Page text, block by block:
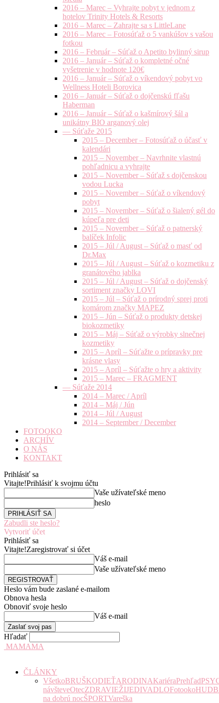
2016 – Marec – Vyhrajte pobyt v jednom z
hotelov Trinity Hotels & Resorts
2016 – Marec – Zahrajte sa s LittleLane
2016 – Marec – Fotosúťaž o 5 vankúšov s vašou
fotkou
2016 – Február – Súťaž o Apetito bylinný sirup
2016 – Január – Súťaž o kompletné očné
vyšetrenie v hodnote 120€
2016 – Január – Súťaž o víkendový pobyt vo
Wellness Hoteli Borovica
2016 – Január – Súťaž o dojčenskú fľašu
Haberman
2016 – Január – Súťaž o kašmírový šál a
unikátny BIO arganový olej
— Súťaže 2015
2015 – December – Fotosúťaž o účasť v
kalendári
2015 – November – Navrhnite vlastnú
pohľadnicu a vyhrajte
2015 – November – Súťaž s dojčenskou
vodou Lucka
2015 – November – Súťaž o víkendový
pobyt
2015 – November – Súťaž o šialený gél do
kúpeľa pre deti
2015 – November – Súťaž o patnerský
balíček Infolic
2015 – Júl / August – Súťaž o masť od
Dr.Max
2015 – Júl / August – Súťaž o kozmetiku z
granátového jablka
2015 – Júl / August – Súťaž o dojčenský
sortiment značky LOVI
2015 – Júl – Súťaž o prírodný sprej proti
komárom značky MAPEZ
2015 – Jún – Súťaž o produkty detskej
biokozmetiky
2015 – Máj – Súťaž o výrobky slnečnej
kozmetiky
2015 – Apríl – Súťažte o prípravky pre
krásne vlasy
2015 – Apríl – Súťažte o hry a aktivity
2015 – Marec – FRAGMENT
— Súťaže 2014
2014 – Marec / Apríl
2014 – Máj / Jún
2014 – Júl / August
2014 – September / December
FOTOOKO
ARCHÍV
O NÁS
KONTAKT
Prihlásiť sa
Vitajte!Prihlásiť k svojmu účtu
Vaše užívateľské meno
heslo
Zabudli ste heslo?
Vytvoriť účet
Prihlásiť sa
Vitajte!Zaregistrovať si účet
Váš e-mail
Vaše užívateľské meno
Heslo vám bude zaslané e-mailom
Obnova hesla
Obnoviť svoje heslo
Váš e-mail
Hľadať
MAMAMA
ČLÁNKY
VšetkoBRUŠKODIEŤARODINAKariéraPrehľad
návšteveOtecZDRAVIEŽIJEDIVADLOFotooko
na dobrú nocŠPORTVareška